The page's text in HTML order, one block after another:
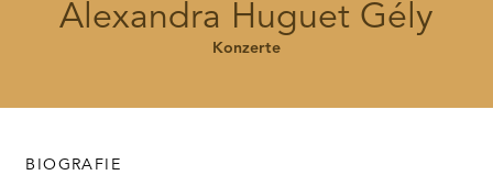
DAS THEATER ÖFFNEN
Alexandra Huguet Gély
Konzerte
BIOGRAFIE